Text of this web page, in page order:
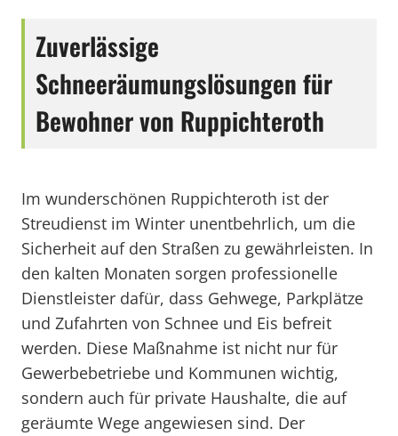
Zuverlässige
Schneeräumungslösungen für
Bewohner von Ruppichteroth
Im wunderschönen Ruppichteroth ist der
Streudienst im Winter unentbehrlich, um die
Sicherheit auf den Straßen zu gewährleisten. In
den kalten Monaten sorgen professionelle
Dienstleister dafür, dass Gehwege, Parkplätze
und Zufahrten von Schnee und Eis befreit
werden. Diese Maßnahme ist nicht nur für
Gewerbebetriebe und Kommunen wichtig,
sondern auch für private Haushalte, die auf
geräumte Wege angewiesen sind. Der